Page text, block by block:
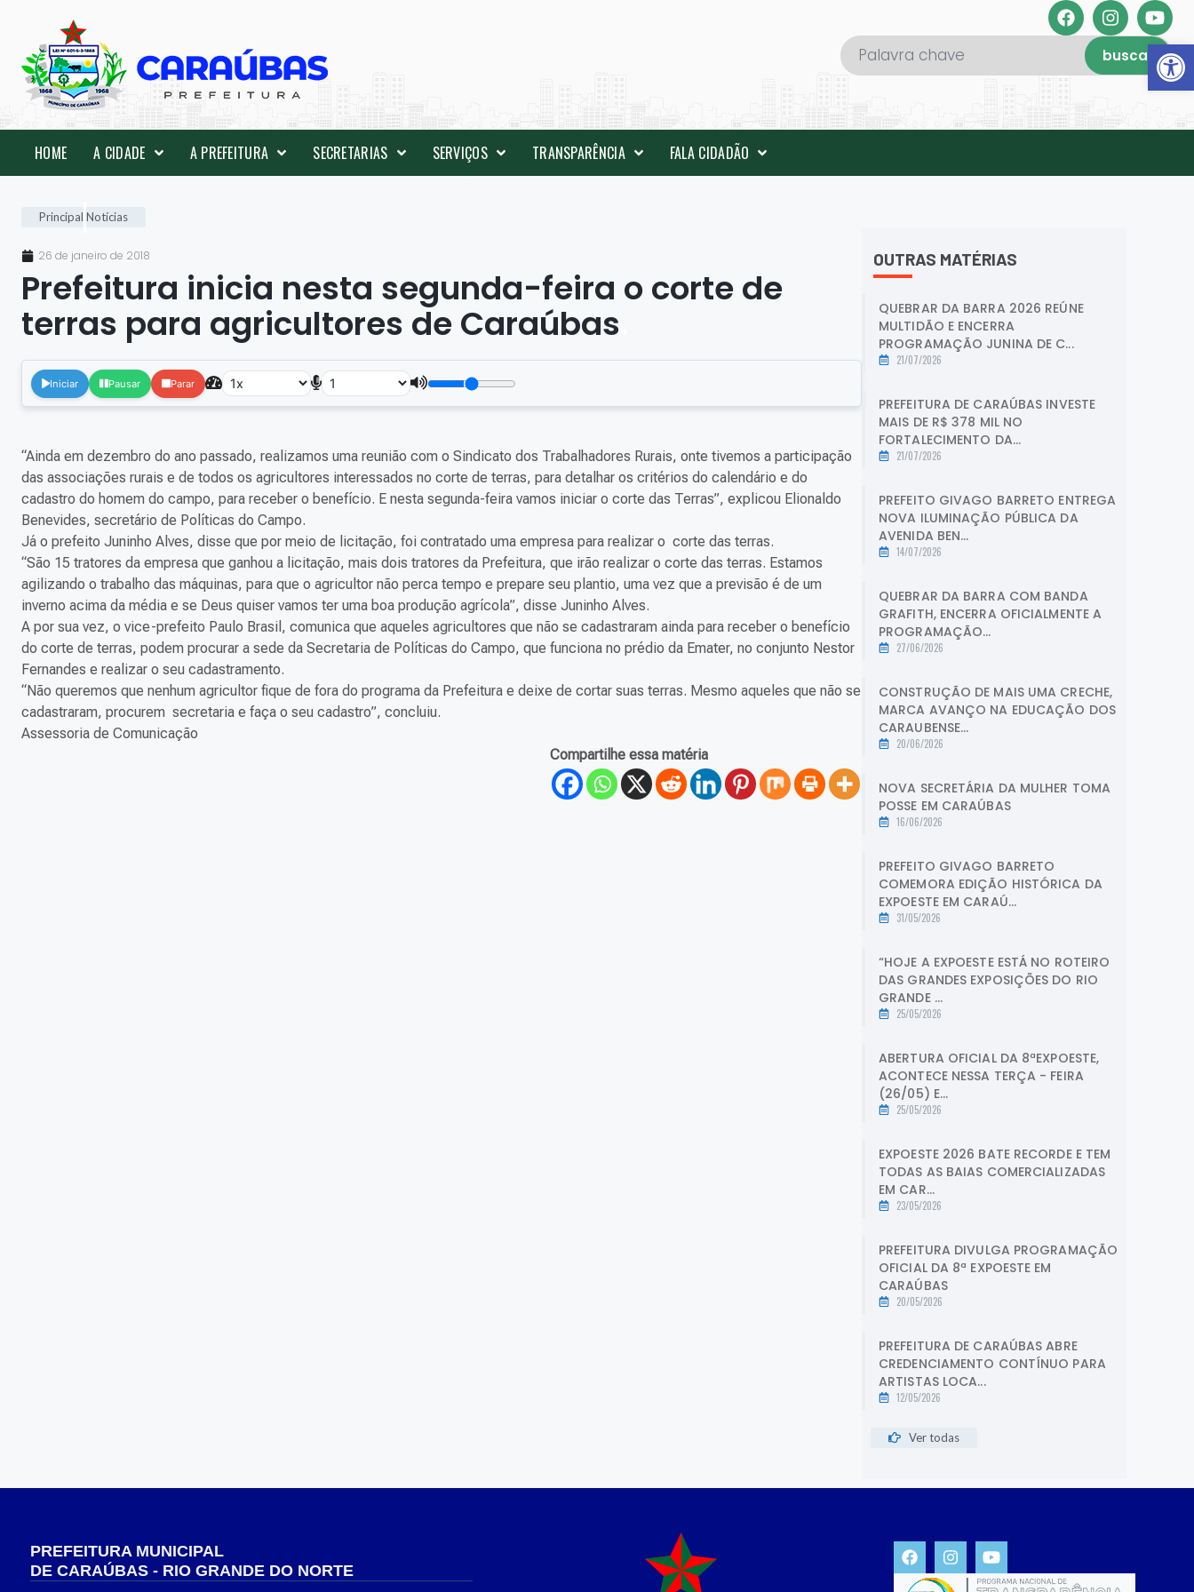
Abrir
buscar
HOME A CIDADE A PREFEITURA SECRETARIAS SERVIÇOS TRANSPARÊNCIA FALA CIDADÃO
Principal Notícias
26 de janeiro de 2018
Prefeitura inicia nesta segunda-feira o corte de
terras para agricultores de Caraúbas
Iniciar Pausar Parar
“Ainda em dezembro do ano passado, realizamos uma reunião com o Sindicato dos Trabalhadores Rurais, onte tivemos a participação
das associações rurais e de todos os agricultores interessados no corte de terras, para detalhar os critérios do calendário e do
cadastro do homem do campo, para receber o benefício. E nesta segunda-feira vamos iniciar o corte das Terras”, explicou Elionaldo
Benevides, secretário de Políticas do Campo.
Já o prefeito Juninho Alves, disse que por meio de licitação, foi contratado uma empresa para realizar o corte das terras.
“São 15 tratores da empresa que ganhou a licitação, mais dois tratores da Prefeitura, que irão realizar o corte das terras. Estamos
agilizando o trabalho das máquinas, para que o agricultor não perca tempo e prepare seu plantio, uma vez que a previsão é de um
inverno acima da média e se Deus quiser vamos ter uma boa produção agrícola”, disse Juninho Alves.
A por sua vez, o vice-prefeito Paulo Brasil, comunica que aqueles agricultores que não se cadastraram ainda para receber o benefício
do corte de terras, podem procurar a sede da Secretaria de Políticas do Campo, que funciona no prédio da Emater, no conjunto Nestor
Fernandes e realizar o seu cadastramento.
“Não queremos que nenhum agricultor fique de fora do programa da Prefeitura e deixe de cortar suas terras. Mesmo aqueles que não se
cadastraram, procurem secretaria e faça o seu cadastro”, concluiu.
Assessoria de Comunicação
Compartilhe essa matéria
OUTRAS MATÉRIAS
QUEBRAR DA BARRA 2026 REÚNE
MULTIDÃO E ENCERRA
PROGRAMAÇÃO JUNINA DE C...
21/07/2026
PREFEITURA DE CARAÚBAS INVESTE
MAIS DE R$ 378 MIL NO
FORTALECIMENTO DA...
21/07/2026
PREFEITO GIVAGO BARRETO ENTREGA
NOVA ILUMINAÇÃO PÚBLICA DA
AVENIDA BEN...
14/07/2026
QUEBRAR DA BARRA COM BANDA
GRAFITH, ENCERRA OFICIALMENTE A
PROGRAMAÇÃO...
27/06/2026
CONSTRUÇÃO DE MAIS UMA CRECHE,
MARCA AVANÇO NA EDUCAÇÃO DOS
CARAUBENSE...
20/06/2026
NOVA SECRETÁRIA DA MULHER TOMA
POSSE EM CARAÚBAS
16/06/2026
PREFEITO GIVAGO BARRETO
COMEMORA EDIÇÃO HISTÓRICA DA
EXPOESTE EM CARAÚ...
31/05/2026
“HOJE A EXPOESTE ESTÁ NO ROTEIRO
DAS GRANDES EXPOSIÇÕES DO RIO
GRANDE ...
25/05/2026
ABERTURA OFICIAL DA 8ªEXPOESTE,
ACONTECE NESSA TERÇA - FEIRA
(26/05) E...
25/05/2026
EXPOESTE 2026 BATE RECORDE E TEM
TODAS AS BAIAS COMERCIALIZADAS
EM CAR...
23/05/2026
PREFEITURA DIVULGA PROGRAMAÇÃO
OFICIAL DA 8ª EXPOESTE EM
CARAÚBAS
20/05/2026
PREFEITURA DE CARAÚBAS ABRE
CREDENCIAMENTO CONTÍNUO PARA
ARTISTAS LOCA...
12/05/2026
Ver todas
PREFEITURA MUNICIPAL
DE CARAÚBAS - RIO GRANDE DO NORTE